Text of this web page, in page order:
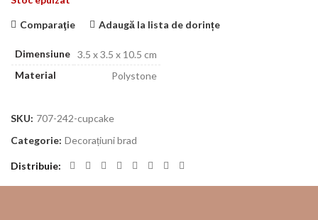
Comparaţie Adaugă la lista de dorințe
Dimensiune 3.5 x 3.5 x 10.5 cm
Material
Polystone
SKU: 707-242-cupcake
Categorie: Decorațiuni brad
Distribuie